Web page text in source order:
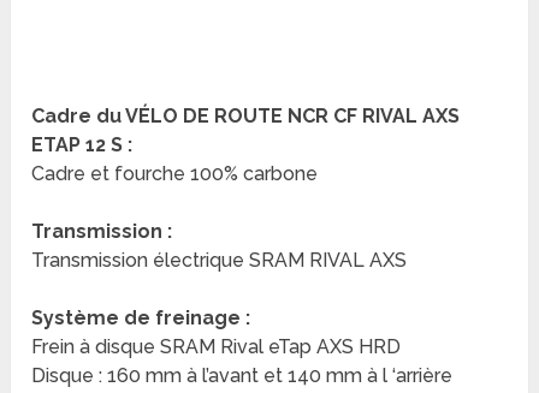
Cadre du VÉLO DE ROUTE NCR CF RIVAL AXS
ETAP 12 S :
Cadre et fourche 100% carbone
Transmission :
Transmission électrique SRAM RIVAL AXS
Système de freinage :
Frein à disque SRAM Rival eTap AXS HRD
Disque : 160 mm à l’avant et 140 mm à l ‘arrière